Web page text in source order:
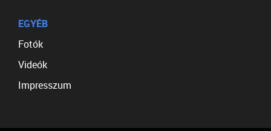
EGYÉB
Fotók
Videók
Impresszum